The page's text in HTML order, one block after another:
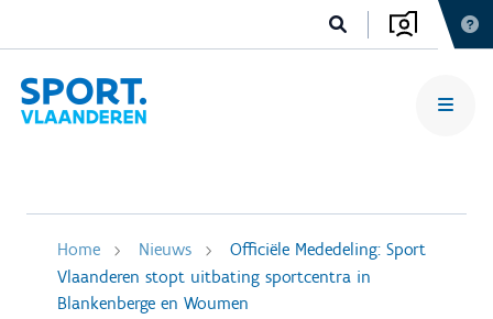
Home Nieuws
Officiële Mededeling: Sport
Vlaanderen stopt uitbating sportcentra in
Blankenberge en Woumen